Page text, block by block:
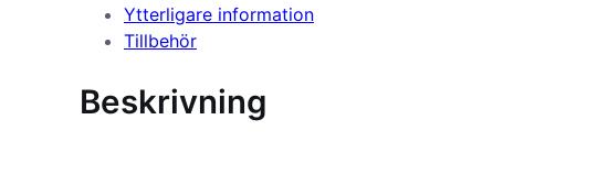
Ytterligare information
Tillbehör
Beskrivning